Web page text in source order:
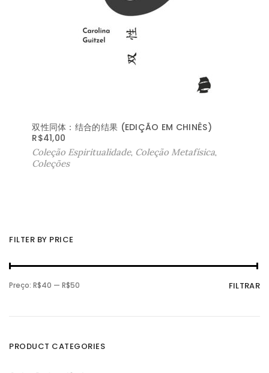
双性同体：结合的结果 (EDIÇÃO EM CHINÊS)
R$41,00
Coleção Espiritualidade, Coleção Metafísica,
Coleções
FILTER BY PRICE
P
r
o
n
i
P
r
o
x
i
FILTRAR
Preço: R$40 — R$50
PRODUCT CATEGORIES